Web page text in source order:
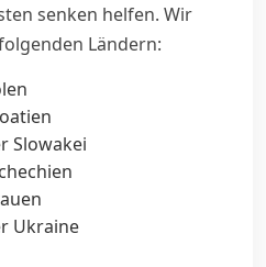
senken helfen. Wir
Ländern:
Slowakei
Ukraine